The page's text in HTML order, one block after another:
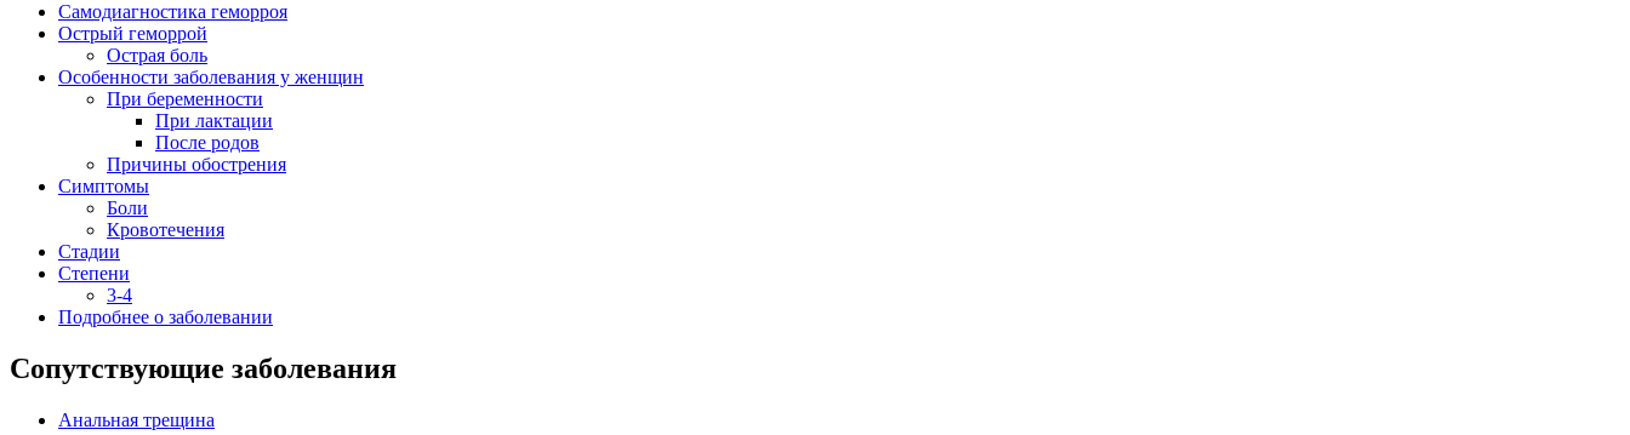
Самодиагностика геморроя
Острый геморрой
Острая боль
Особенности заболевания у женщин
При беременности
При лактации
После родов
Причины обострения
Симптомы
Боли
Кровотечения
Стадии
Степени
3-4
Подробнее о заболевании
Сопутствующие заболевания
Анальная трещина